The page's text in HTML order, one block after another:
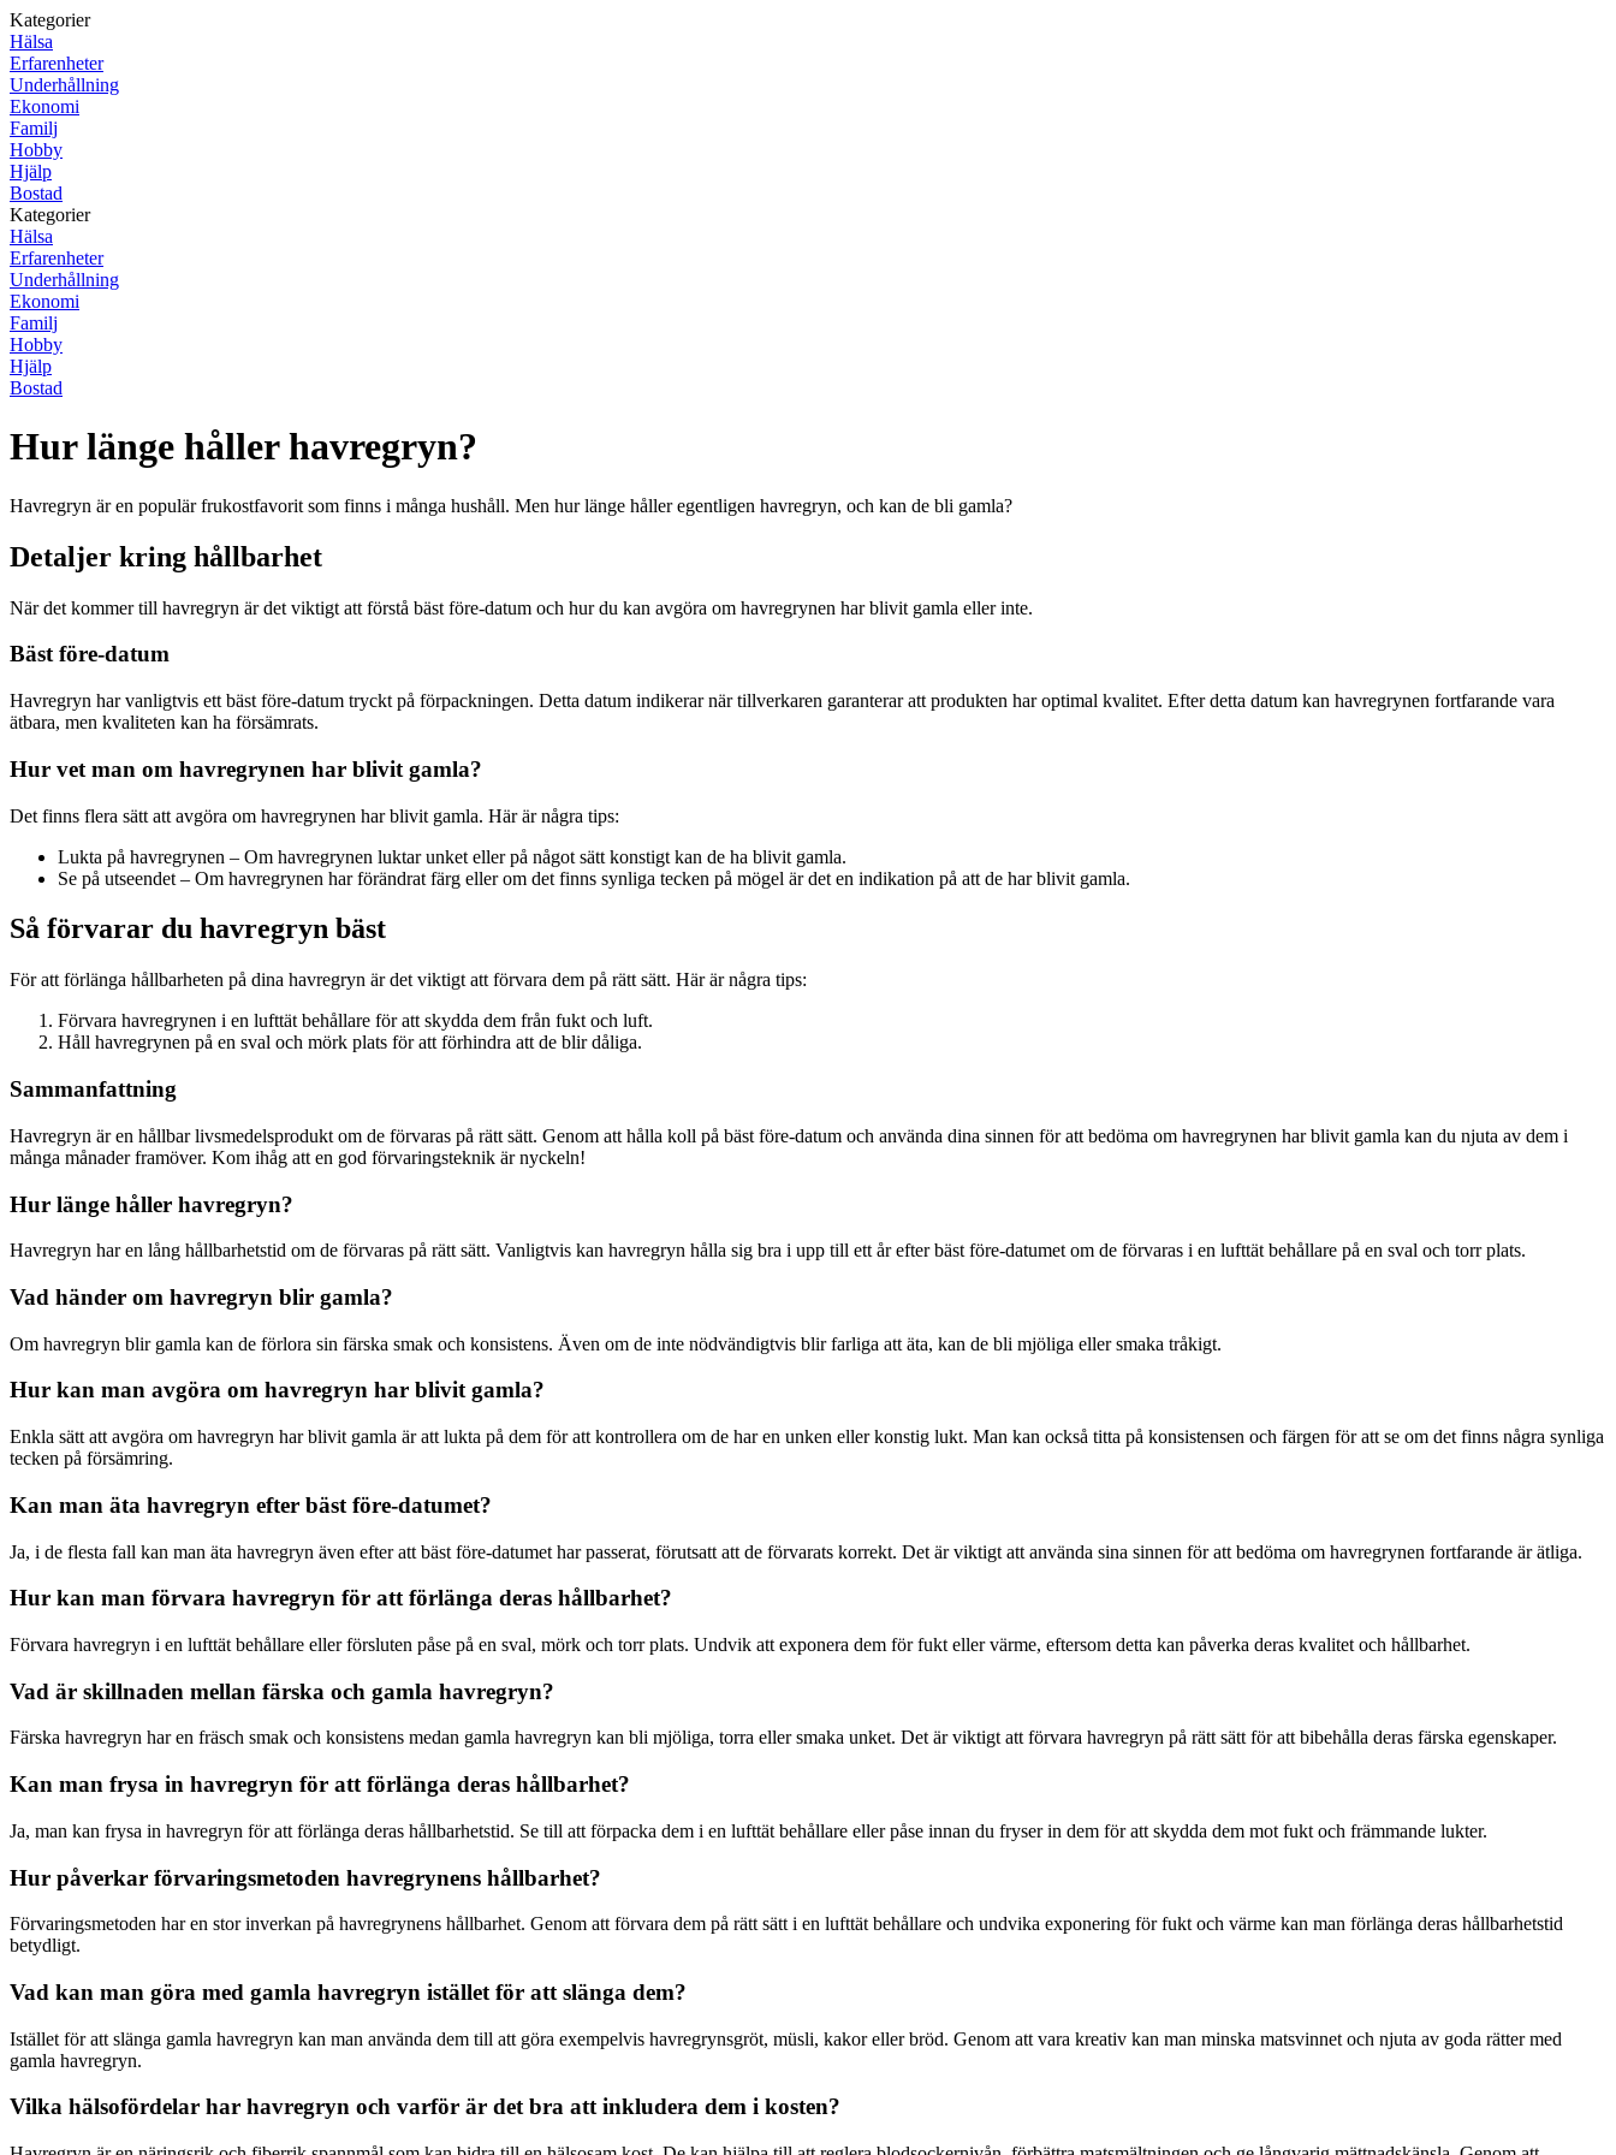
Kategorier
Hälsa
Erfarenheter
Underhållning
Ekonomi
Familj
Hobby
Hjälp
Bostad
Kategorier
Hälsa
Erfarenheter
Underhållning
Ekonomi
Familj
Hobby
Hjälp
Bostad
Hur länge håller havregryn?
Havregryn är en populär frukostfavorit som finns i många hushåll. Men hur länge håller egentligen havregryn, och kan de bli gamla?
Detaljer kring hållbarhet
När det kommer till havregryn är det viktigt att förstå bäst före-datum och hur du kan avgöra om havregrynen har blivit gamla eller inte.
Bäst före-datum
Havregryn har vanligtvis ett bäst före-datum tryckt på förpackningen. Detta datum indikerar när tillverkaren garanterar att produkten har optimal kvalitet. Efter detta datum kan havregrynen fortfarande vara
ätbara, men kvaliteten kan ha försämrats.
Hur vet man om havregrynen har blivit gamla?
Det finns flera sätt att avgöra om havregrynen har blivit gamla. Här är några tips:
Lukta på havregrynen – Om havregrynen luktar unket eller på något sätt konstigt kan de ha blivit gamla.
Se på utseendet – Om havregrynen har förändrat färg eller om det finns synliga tecken på mögel är det en indikation på att de har blivit gamla.
Så förvarar du havregryn bäst
För att förlänga hållbarheten på dina havregryn är det viktigt att förvara dem på rätt sätt. Här är några tips:
Förvara havregrynen i en lufttät behållare för att skydda dem från fukt och luft.
Håll havregrynen på en sval och mörk plats för att förhindra att de blir dåliga.
Sammanfattning
Havregryn är en hållbar livsmedelsprodukt om de förvaras på rätt sätt. Genom att hålla koll på bäst före-datum och använda dina sinnen för att bedöma om havregrynen har blivit gamla kan du njuta av dem i
många månader framöver. Kom ihåg att en god förvaringsteknik är nyckeln!
Hur länge håller havregryn?
Havregryn har en lång hållbarhetstid om de förvaras på rätt sätt. Vanligtvis kan havregryn hålla sig bra i upp till ett år efter bäst före-datumet om de förvaras i en lufttät behållare på en sval och torr plats.
Vad händer om havregryn blir gamla?
Om havregryn blir gamla kan de förlora sin färska smak och konsistens. Även om de inte nödvändigtvis blir farliga att äta, kan de bli mjöliga eller smaka tråkigt.
Hur kan man avgöra om havregryn har blivit gamla?
Enkla sätt att avgöra om havregryn har blivit gamla är att lukta på dem för att kontrollera om de har en unken eller konstig lukt. Man kan också titta på konsistensen och färgen för att se om det finns några synliga
tecken på försämring.
Kan man äta havregryn efter bäst före-datumet?
Ja, i de flesta fall kan man äta havregryn även efter att bäst före-datumet har passerat, förutsatt att de förvarats korrekt. Det är viktigt att använda sina sinnen för att bedöma om havregrynen fortfarande är ätliga.
Hur kan man förvara havregryn för att förlänga deras hållbarhet?
Förvara havregryn i en lufttät behållare eller försluten påse på en sval, mörk och torr plats. Undvik att exponera dem för fukt eller värme, eftersom detta kan påverka deras kvalitet och hållbarhet.
Vad är skillnaden mellan färska och gamla havregryn?
Färska havregryn har en fräsch smak och konsistens medan gamla havregryn kan bli mjöliga, torra eller smaka unket. Det är viktigt att förvara havregryn på rätt sätt för att bibehålla deras färska egenskaper.
Kan man frysa in havregryn för att förlänga deras hållbarhet?
Ja, man kan frysa in havregryn för att förlänga deras hållbarhetstid. Se till att förpacka dem i en lufttät behållare eller påse innan du fryser in dem för att skydda dem mot fukt och främmande lukter.
Hur påverkar förvaringsmetoden havregrynens hållbarhet?
Förvaringsmetoden har en stor inverkan på havregrynens hållbarhet. Genom att förvara dem på rätt sätt i en lufttät behållare och undvika exponering för fukt och värme kan man förlänga deras hållbarhetstid
betydligt.
Vad kan man göra med gamla havregryn istället för att slänga dem?
Istället för att slänga gamla havregryn kan man använda dem till att göra exempelvis havregrynsgröt, müsli, kakor eller bröd. Genom att vara kreativ kan man minska matsvinnet och njuta av goda rätter med
gamla havregryn.
Vilka hälsofördelar har havregryn och varför är det bra att inkludera dem i kosten?